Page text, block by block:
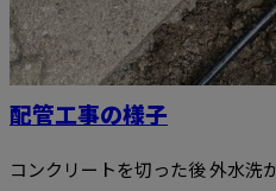
配管工事の様子
コンクリートを切った後 外水洗